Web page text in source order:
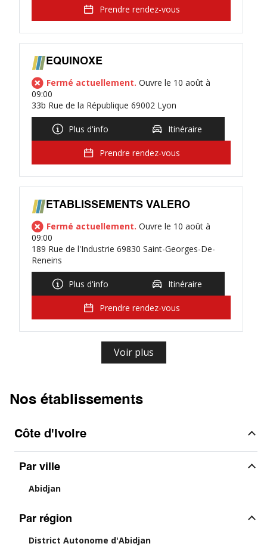
Prendre rendez-vous
EQUINOXE
Fermé actuellement. Ouvre le 10 août à
09:00
33b Rue de la République 69002 Lyon
Plus d'info Itinéraire
Prendre rendez-vous
ETABLISSEMENTS VALERO
Fermé actuellement. Ouvre le 10 août à
09:00
189 Rue de l'Industrie 69830 Saint-Georges-De-
Reneins
Plus d'info Itinéraire
Prendre rendez-vous
Voir plus
Nos établissements
Côte d'Ivoire
Par ville
Abidjan
Par région
District Autonome d'Abidjan